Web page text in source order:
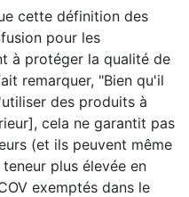
cette définition des
pour les
à protéger la qualité de
remarquer, "Bien qu'il
des produits à
cela ne garantit pas
(et ils peuvent même
plus élevée en
exemptés dans le